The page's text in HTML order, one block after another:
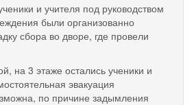
и учителя под руководством
были организованно
сбора во дворе, где провели
на 3 этаже остались ученики и
эвакуация
по причине задымления